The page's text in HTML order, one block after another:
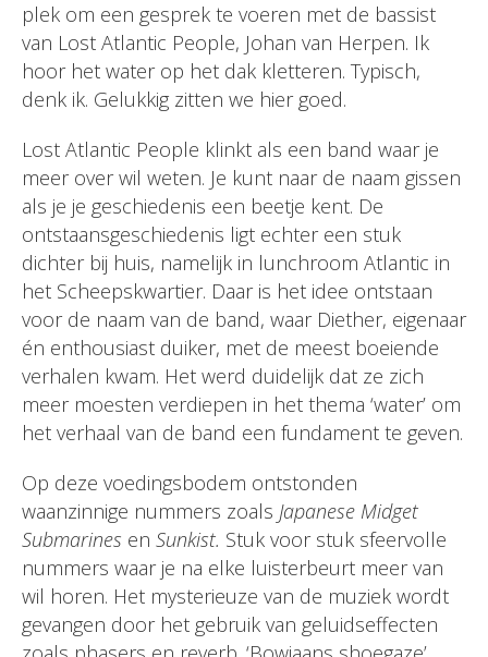
plek om een gesprek te voeren met de bassist
van Lost Atlantic People, Johan van Herpen. Ik
hoor het water op het dak kletteren. Typisch,
denk ik. Gelukkig zitten we hier goed.
Lost Atlantic People klinkt als een band waar je
meer over wil weten. Je kunt naar de naam gissen
als je je geschiedenis een beetje kent. De
ontstaansgeschiedenis ligt echter een stuk
dichter bij huis, namelijk in lunchroom Atlantic in
het Scheepskwartier. Daar is het idee ontstaan
voor de naam van de band, waar Diether, eigenaar
én enthousiast duiker, met de meest boeiende
verhalen kwam. Het werd duidelijk dat ze zich
meer moesten verdiepen in het thema ‘water’ om
het verhaal van de band een fundament te geven.
Op deze voedingsbodem ontstonden
waanzinnige nummers zoals Japanese Midget
Submarines en Sunkist. Stuk voor stuk sfeervolle
nummers waar je na elke luisterbeurt meer van
wil horen. Het mysterieuze van de muziek wordt
gevangen door het gebruik van geluidseffecten